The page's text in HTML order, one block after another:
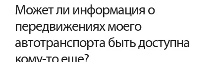
Может ли информация о
передвижениях моего
автотранспорта быть доступна